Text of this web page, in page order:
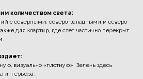
количеством света:
с северными, северо-западными и северо-
для квартир, где свет частично перекрыт
визуально «плотную». Зелень здесь
интерьера.